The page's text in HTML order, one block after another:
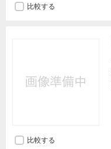
比較する
比較する